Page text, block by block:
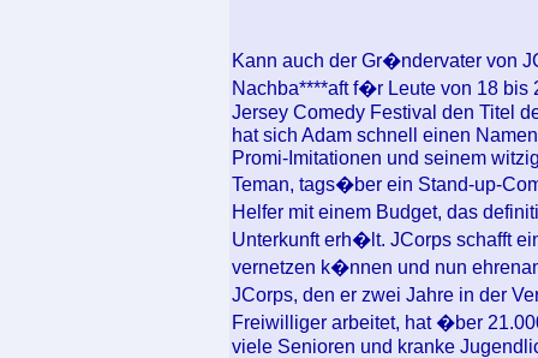
Kann auch der Gr�ndervater von
Nachba****aft f�r Leute von 18 bis
Jersey Comedy Festival den Titel
hat sich Adam schnell einen
Promi-Imitationen und seinem
Teman, tags�ber ein Stand-up-
Helfer mit einem Budget, das
Unterkunft erh�lt. JCorps schafft
vernetzen k�nnen und nun
JCorps, den er zwei Jahre in der
Freiwilliger arbeitet, hat �ber
viele Senioren und kranke